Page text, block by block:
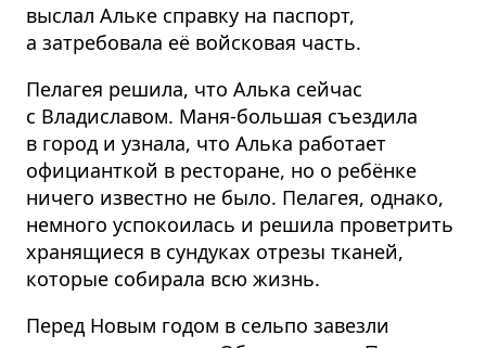
выслал Альке справку на паспорт,
а затребовала её войсковая часть.
Пелагея решила, что Алька сейчас
с Владиславом. Маня-большая съездила
в город и узнала, что Алька работает
официанткой в ресторане, но о ребёнке
ничего известно не было. Пелагея, однако,
немного успокоилась и решила проветрить
хранящиеся в сундуках отрезы тканей,
которые собирала всю жизнь.
Перед Новым годом в сельпо завезли